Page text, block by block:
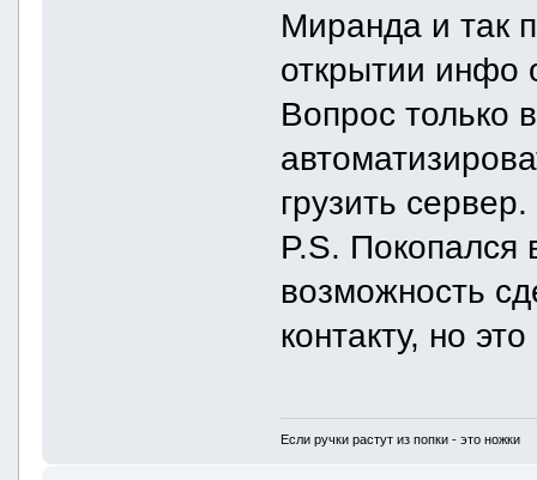
Миранда и так
открытии инфо
Вопрос только
грузить сервер.
P.S. Покопался
возможность
контакту, но
Если ручки растут из попки - это ножки